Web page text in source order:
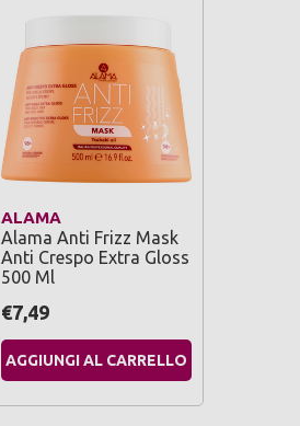
ALAMA
Alama Anti Frizz Mask
Anti Crespo Extra Gloss
500 Ml
€7,49
AGGIUNGI AL CARRELLO